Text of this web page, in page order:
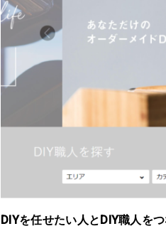
DIYを任せたい人とDIY職人を